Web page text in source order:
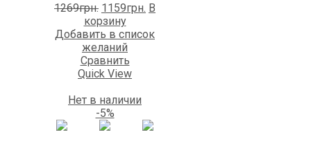
1269грн. Первоначальная
цена
составляла
1269грн..
1159грн. Текущая
1159грн..
В
корзину
Добавить в список
желаний
Сравнить
Quick View
Нет в наличии
-5%